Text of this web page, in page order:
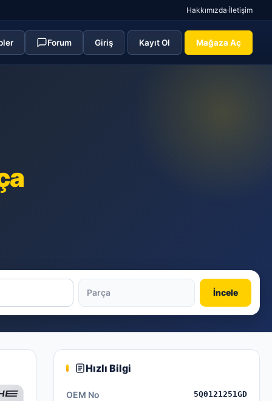
Hakkımızda·İletişim
Forum Giriş Kayıt Ol Mağaza Aç
İncele
Hızlı Bilgi
OEM No 5Q0121251GD